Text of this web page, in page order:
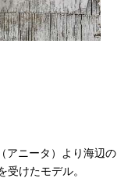
アニータ）より海辺の
けたモデル。